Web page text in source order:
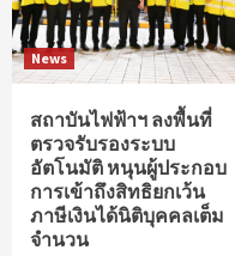
News
สถาบันไฟฟ้าฯ ลงพื้นที่
ตรวจรับรองระบบ
อัตโนมัติ หนุนผู้ประกอบ
การเข้าถึงสิทธิยกเว้น
ภาษีเงินได้นิติบุคคลเต็ม
จำนวน